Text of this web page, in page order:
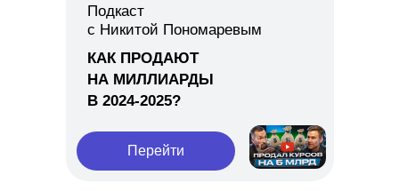
Подкаст
с Никитой Пономаревым
КАК ПРОДАЮТ
НА МИЛЛИАРДЫ
В 2024-2025?
Перейти